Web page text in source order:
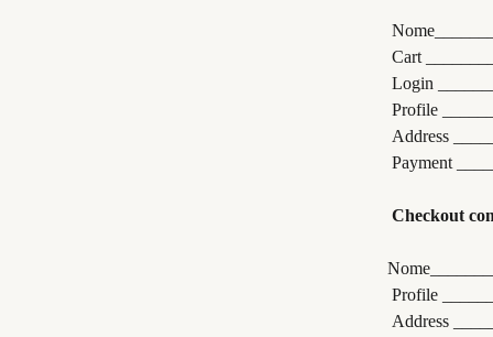
Cart
Login
Profile
Address
Payment
Checkout
Profile
Address